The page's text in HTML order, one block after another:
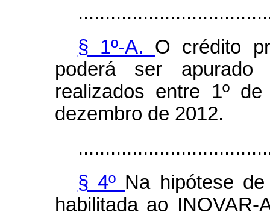
§ 1º-A. O crédito
poderá ser
realizados entre 1º
dezembro de 2012.
§ 4º Na hipótese
habilitada ao